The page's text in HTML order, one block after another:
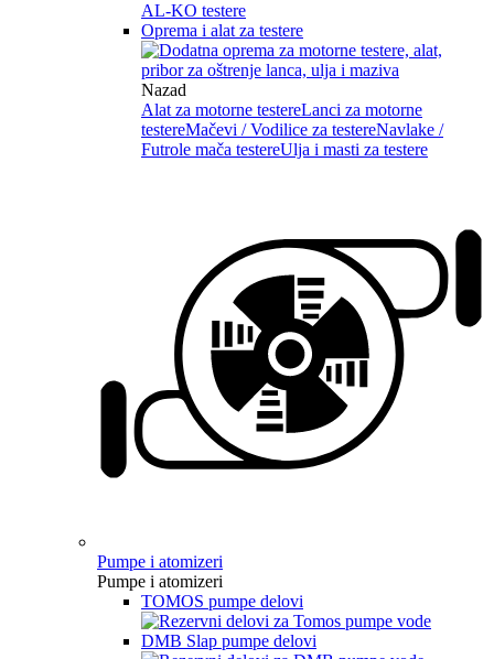
AL-KO testere
Oprema i alat za testere
Nazad
Alat za motorne testereLanci za motorne
testereMačevi / Vodilice za testereNavlake /
Futrole mača testereUlja i masti za testere
Pumpe i atomizeri
Pumpe i atomizeri
TOMOS pumpe delovi
DMB Slap pumpe delovi